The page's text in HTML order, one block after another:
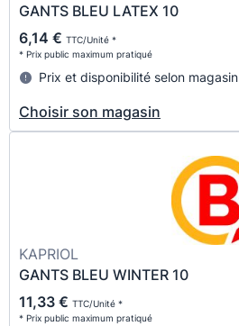
GANTS BLEU LATEX 10
6,14 € TTC/Unité *
* Prix public maximum pratiqué
Prix et disponibilité selon magasin
Choisir son magasin
KAPRIOL
GANTS BLEU WINTER 10
11,33 € TTC/Unité *
* Prix public maximum pratiqué